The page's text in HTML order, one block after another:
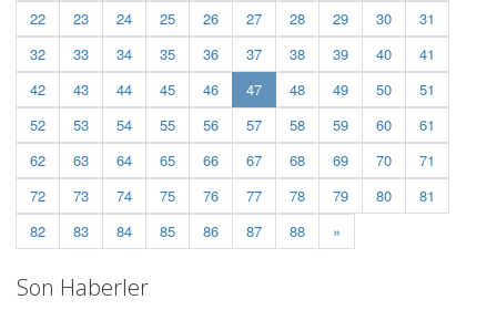
22
23 24 25 26 27 28 29 30
31
32
33 34 35 36 37 38 39 40
41
42
43 44 45 46 47(current)
48 49 50
51
52
53 54 55 56 57 58 59 60
61
62
63 64 65 66 67 68 69 70
71
72
73 74 75 76 77 78 79 80
81
82
83 84 85 86 87 88 »
Son Haberler